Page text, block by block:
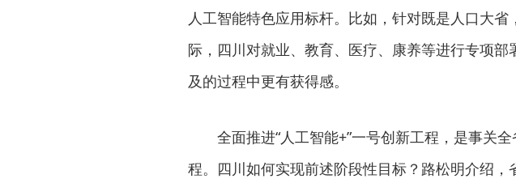
人工智能特色应用标杆。比如，针对既是人口大
际，四川对就业、教育、医疗、康养等进行专项部
及的过程中更有获得感。
全面推进“人工智能+”一号创新工程，是事关
程。四川如何实现前述阶段性目标？路松明介绍